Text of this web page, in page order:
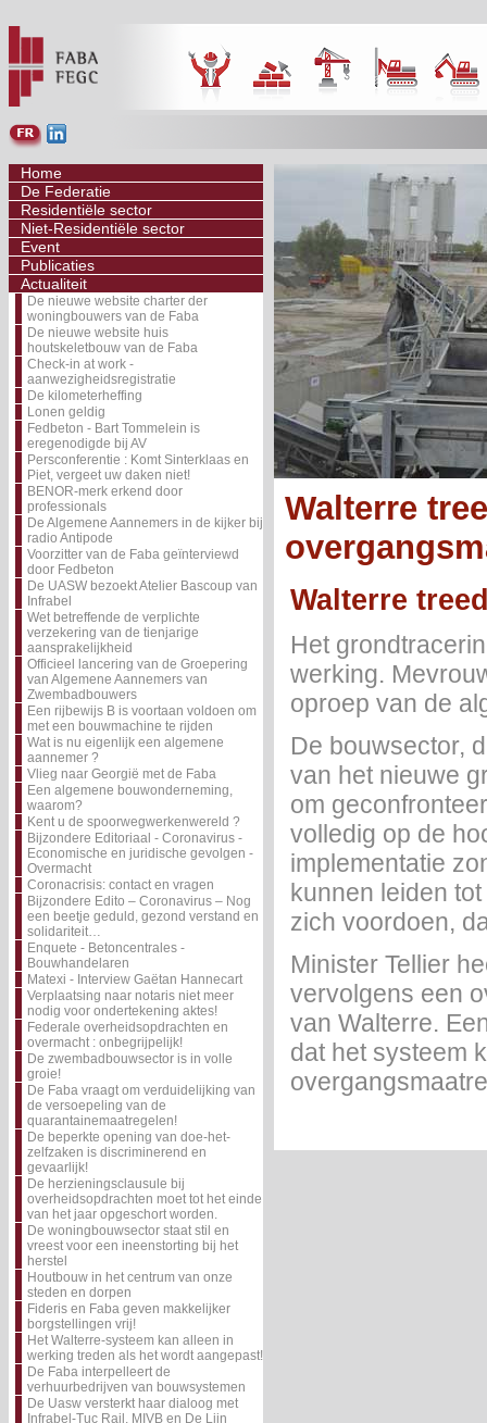
Home
De Federatie
Residentiële sector
Niet-Residentiële sector
Event
Publicaties
Actualiteit
De nieuwe website charter der
woningbouwers van de Faba
De nieuwe website huis
houtskeletbouw van de Faba
Check-in at work -
aanwezigheidsregistratie
De kilometerheffing
Lonen geldig
Fedbeton - Bart Tommelein is
eregenodigde bij AV
Persconferentie : Komt Sinterklaas en
Piet, vergeet uw daken niet!
BENOR-merk erkend door
professionals
De Algemene Aannemers in de kijker bij
radio Antipode
Voorzitter van de Faba geïnterviewd
door Fedbeton
De UASW bezoekt Atelier Bascoup van
Infrabel
Wet betreffende de verplichte
verzekering van de tienjarige
aansprakelijkheid
Officieel lancering van de Groepering
van Algemene Aannemers van
Zwembadbouwers
Een rijbewijs B is voortaan voldoen om
met een bouwmachine te rijden
Wat is nu eigenlijk een algemene
aannemer ?
Vlieg naar Georgië met de Faba
Een algemene bouwonderneming,
waarom?
Kent u de spoorwegwerkenwereld ?
Bijzondere Editoriaal - Coronavirus -
Economische en juridische gevolgen -
Overmacht
Coronacrisis: contact en vragen
Bijzondere Edito – Coronavirus – Nog
een beetje geduld, gezond verstand en
solidariteit…
Enquete - Betoncentrales -
Bouwhandelaren
Matexi - Interview Gaëtan Hannecart
Verplaatsing naar notaris niet meer
nodig voor ondertekening aktes!
Federale overheidsopdrachten en
overmacht : onbegrijpelijk!
De zwembadbouwsector is in volle
groie!
De Faba vraagt om verduidelijking van
de versoepeling van de
quarantainemaatregelen!
De beperkte opening van doe-het-
zelfzaken is discriminerend en
gevaarlijk!
De herzieningsclausule bij
overheidsopdrachten moet tot het einde
van het jaar opgeschort worden.
De woningbouwsector staat stil en
vreest voor een ineenstorting bij het
herstel
Houtbouw in het centrum van onze
steden en dorpen
Fideris en Faba geven makkelijker
borgstellingen vrij!
Het Walterre-systeem kan alleen in
werking treden als het wordt aangepast!
De Faba interpelleert de
verhuurbedrijven van bouwsystemen
De Uasw versterkt haar dialoog met
Infrabel-Tuc Rail, MIVB en De Lijn
Walterre
Walterre
Het
werking.
oproep van de
De bouwsector,
van het nieuwe
om
volledig op de
implementatie
kunnen leiden
zich voordoen,
Minister Tellier
vervolgens een
van Walterre.
dat het systeem